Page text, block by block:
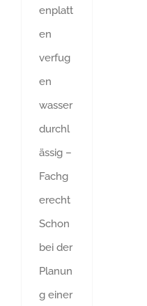
enplatt
en
verfug
en
wasser
durchl
ässig –
Fachg
erecht
Schon
bei der
Planun
g einer